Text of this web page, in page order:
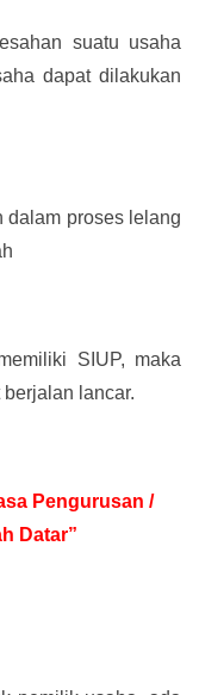
suatu usaha
dapat dilakukan
dalam proses lelang
SIUP, maka
lancar.
Pengurusan /
Datar”